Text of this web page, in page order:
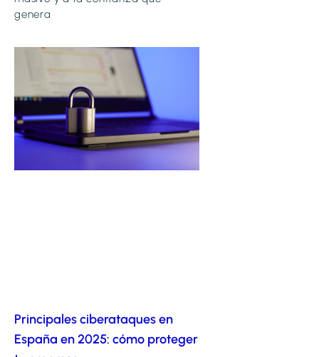
genera
Principales ciberataques en
España en 2025: cómo proteger